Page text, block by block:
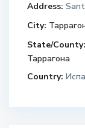
Address:
City:
State/County:
Таррагона
Country: